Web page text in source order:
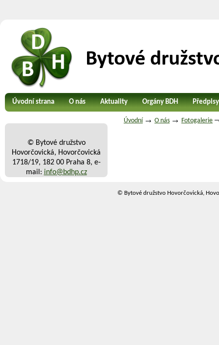
Úvodní strana O nás Aktuality Orgány BDH Předpisy
Úvodní O nás Fotogalerie
© Bytové družstvo
Hovorčovická, Hovorčovická
1718/19, 182 00 Praha 8, e-
mail: info@bdhp.cz
© Bytové družstvo Hovorčovická,